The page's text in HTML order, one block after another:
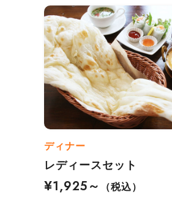
ディナー
レディースセット
¥1,925～
（税込）